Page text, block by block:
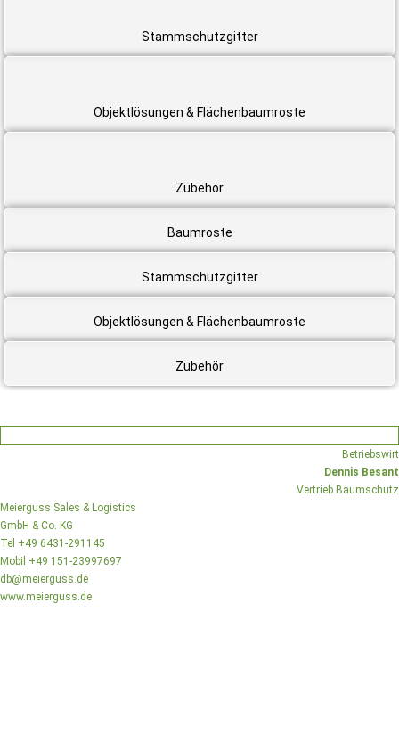
Stammschutzgitter
Objektlösungen & Flächenbaumroste
Zubehör
Baumroste
Stammschutzgitter
Objektlösungen & Flächenbaumroste
Zubehör
Betriebswirt
Dennis Besant
Vertrieb Baumschutz
Meierguss Sales & Logistics
GmbH & Co. KG
Tel +49 6431-291145
Mobil +49 151-23997697
db@meierguss.de
www.meierguss.de